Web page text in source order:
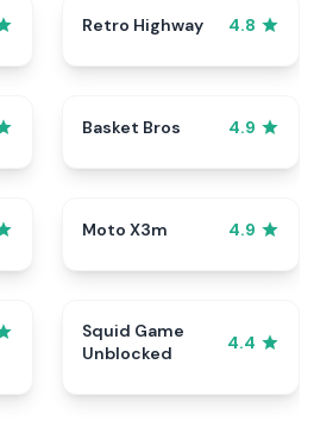
Retro Highway 4.8
Basket Bros 4.9
Moto X3m 4.9
Squid Game
Unblocked
4.4